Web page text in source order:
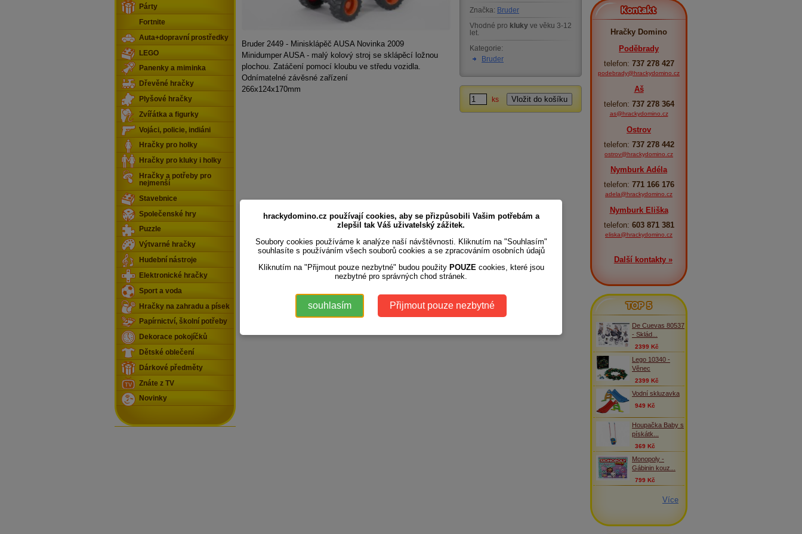
Bruder 2449 - Minisklápěč AUSA Novinka 2009
Minidumper AUSA - malý kolový stroj se sklápěcí ložnou
plochou. Zatáčení pomocí kloubu ve středu vozidla.
Odnímatelné závěsné zařízení
266x124x170mm
Značka: Bruder
Vhodné pro kluky ve věku 3-12
let.
Kategorie:
Bruder
ks
Párty
Fortnite
Auta+dopravní prostředky
LEGO
Panenky a miminka
Dřevěné hračky
Plyšové hračky
Zvířátka a figurky
Vojáci, policie, indiáni
Hračky pro holky
Hračky pro kluky i holky
Hračky a potřeby pro
nejmenší
Stavebnice
Společenské hry
Puzzle
Výtvarné hračky
Hudební nástroje
Elektronické hračky
Sport a voda
Hračky na zahradu a písek
Papírnictví, školní potřeby
Dekorace pokojíčků
Dětské oblečení
Dárkové předměty
Znáte z TV
Novinky
Kontakt
Hračky Domino
Poděbrady
telefon: 737 278 427
podebrady@hrackydomino.cz
Aš
telefon: 737 278 364
as@hrackydomino.cz
Ostrov
telefon: 737 278 442
ostrov@hrackydomino.cz
Nymburk Adéla
telefon: 771 166 176
adela@hrackydomino.cz
Nymburk Eliška
telefon: 603 871 381
eliska@hrackydomino.cz
Další kontakty »
TOP 5
De Cuevas 80537
- Sklád...
2399 Kč
Lego 10340 -
Věnec
2399 Kč
Vodní skluzavka
949 Kč
Houpačka Baby s
pískátk...
369 Kč
Monopoly -
Gábinin kouz...
799 Kč
Více
hrackydomino.cz používají cookies, aby se přizpůsobili Vašim potřebám a
zlepšil tak Váš uživatelský zážitek.
Soubory cookies používáme k analýze naší návštěvnosti. Kliknutím na "Souhlasím"
souhlasíte s používáním všech souborů cookies a se zpracováním osobních údajů
Kliknutím na "Přijmout pouze nezbytné" budou použity POUZE cookies, které jsou
nezbytné pro správných chod stránek.
souhlasím Přijmout pouze nezbytné